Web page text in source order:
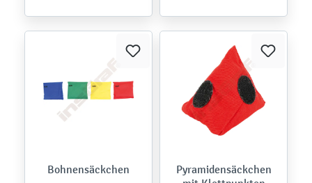
Bohnensäckchen
Pyramidensäckchen